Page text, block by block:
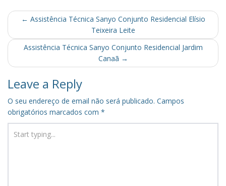
Post
navigation
← Assistência Técnica Sanyo Conjunto Residencial Elísio
Teixeira Leite
Assistência Técnica Sanyo Conjunto Residencial Jardim
Canaã →
Leave a Reply
O seu endereço de email não será publicado. Campos
obrigatórios marcados com *